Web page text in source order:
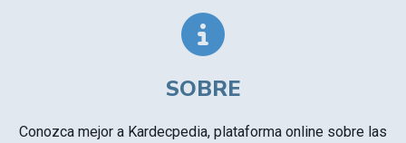
SOBRE
Conozca mejor a Kardecpedia, plataforma online sobre las